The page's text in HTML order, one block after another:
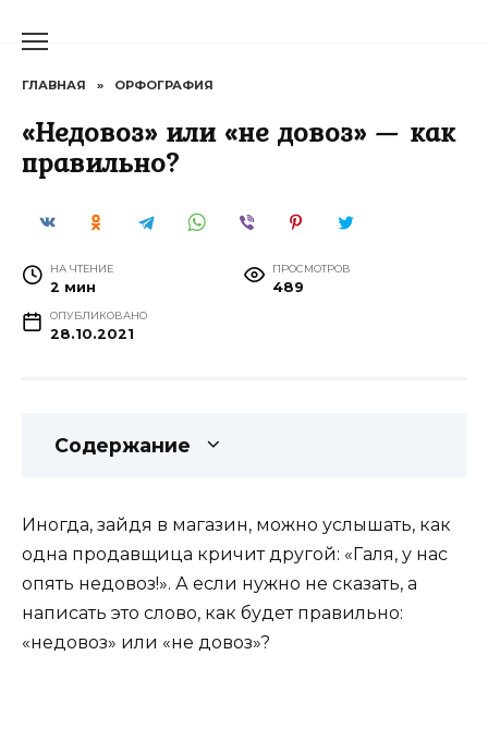
ГЛАВНАЯ » ОРФОГРАФИЯ
«Недовоз» или «не довоз» — как
правильно?
НА ЧТЕНИЕ
2 мин
ПРОСМОТРОВ
489
ОПУБЛИКОВАНО
28.10.2021
Содержание
Иногда, зайдя в магазин, можно услышать, как
одна продавщица кричит другой: «Галя, у нас
опять недовоз!». А если нужно не сказать, а
написать это слово, как будет правильно:
«недовоз» или «не довоз»?